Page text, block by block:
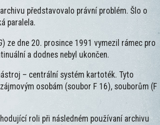
představovalo právní problém. Šlo o
paralela.
) ze dne 20. prosince 1991 vymezil rámec pro
a dodnes nebyl ukončen.
– centrální systém kartoték. Tyto
osobám (soubor F 16), souborům (F
roli při následném používaní archivu